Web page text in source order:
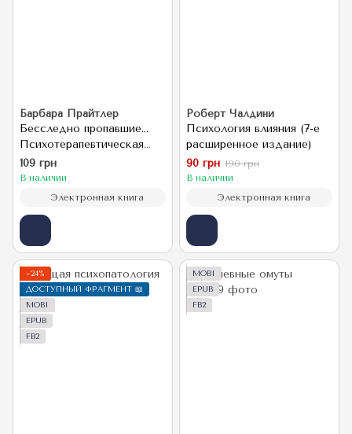
Барбара Прайтлер
Бесследно пропавшие…
Психотерапевтическая
работа с родственниками
пропавших без вести
109 грн
В наличии
Электронная книга
Роберт Чалдини
Психология влияния (7-е
расширенное издание)
90 грн 190 грн
В наличии
Электронная книга
−24%
ДОСТУПНЫЙ ФРАГМЕНТ 📖
MOBI
EPUB
FB2
MOBI
EPUB
FB2